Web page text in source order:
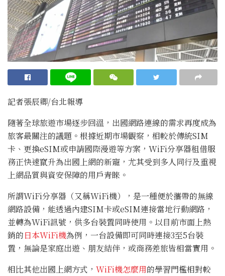
記者張辰卿/台北報導
隨著全球旅遊市場逐步回溫，出國網路連線的需求再度成為
旅客最關注的議題。根據近期市場觀察，相較於傳統SIM
卡、更換eSIM或申請國際漫遊等方案，WiFi分享器租借服
務正快速竄升為出國上網的新寵，尤其受到多人同行及重視
上網品質與資安保障的用戶青睞。
所謂WiFi分享器（又稱WiFi機），是一種便於攜帶的無線
網路設備，能透過內建SIM卡或eSIM連接當地行動網路，
並轉為WiFi訊號，供多台裝置同時使用。以目前市面上熱
銷的日本WiFi機為例，一台設備即可同時連接3至5台裝
置，無論是家庭出遊、朋友結伴，或商務差旅皆相當實用。
相比其他出國上網方式， WiFi機怎麼用的學習門檻相對較